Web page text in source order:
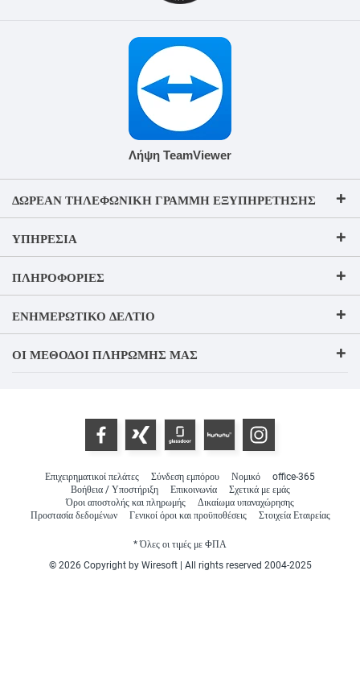
Λήψη TeamViewer
ΔΩΡΕΆΝ ΤΗΛΕΦΩΝΙΚΉ ΓΡΑΜΜΉ ΕΞΥΠΗΡΈΤΗΣΗΣ
ΥΠΗΡΕΣΊΑ
ΠΛΗΡΟΦΟΡΊΕΣ
ΕΝΗΜΕΡΩΤΙΚΌ ΔΕΛΤΊΟ
ΟΙ ΜΈΘΟΔΟΙ ΠΛΗΡΩΜΉΣ ΜΑΣ
Επιχειρηματικοί πελάτες Σύνδεση εμπόρου Νομικό
office-365
Βοήθεια / Υποστήριξη
Επικοινωνία
Σχετικά με εμάς
Όροι αποστολής και πληρωμής
Δικαίωμα υπαναχώρησης
Προστασία δεδομένων
Γενικοί όροι και προϋποθέσεις Στοιχεία Εταιρείας
* Όλες οι τιμές με ΦΠΑ
© 2026 Copyright by Wiresoft | All rights reserved 2004-2025